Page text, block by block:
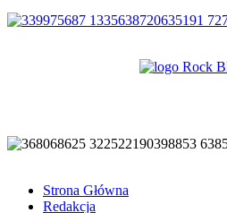
Strona Główna
Redakcja